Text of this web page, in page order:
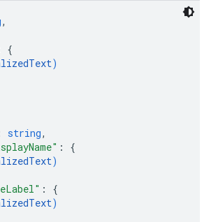
,
{
)
string,
: {
)
: {
)